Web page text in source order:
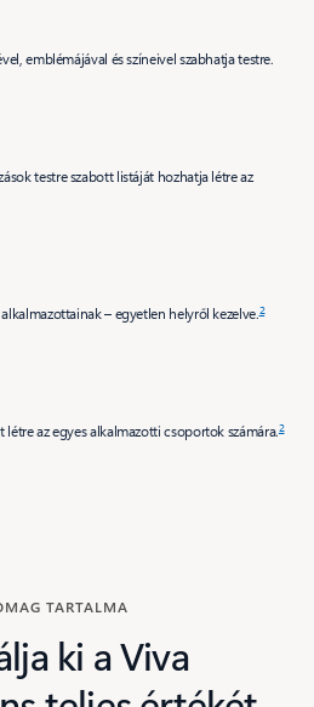
emblémájával és színeivel szabhatja testre.
testre szabott listáját hozhatja létre az
– egyetlen helyről kezelve.2
létre az egyes alkalmazotti csoportok számára.2
TARTALMA
ki a Viva